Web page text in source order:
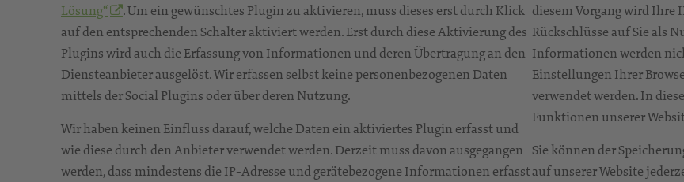
Lösung“
. Um ein gewünschtes Plugin zu aktivieren, muss dieses erst durch Klick
auf den entsprechenden Schalter aktiviert werden. Erst durch diese Aktivierung des
Plugins wird auch die Erfassung von Informationen und deren Übertragung an den
Diensteanbieter ausgelöst. Wir erfassen selbst keine personenbezogenen Daten
mittels der Social Plugins oder über deren Nutzung.
Wir haben keinen Einfluss darauf, welche Daten ein aktiviertes Plugin erfasst und
wie diese durch den Anbieter verwendet werden. Derzeit muss davon ausgegangen
werden, dass mindestens die IP-Adresse und gerätebezogene Informationen erfasst
diesem Vorgang wird Ihre
Rückschlüsse auf Sie als
Informationen werden
Einstellungen Ihrer
verwendet werden. In
Funktionen unserer
Sie können der
auf unserer Website